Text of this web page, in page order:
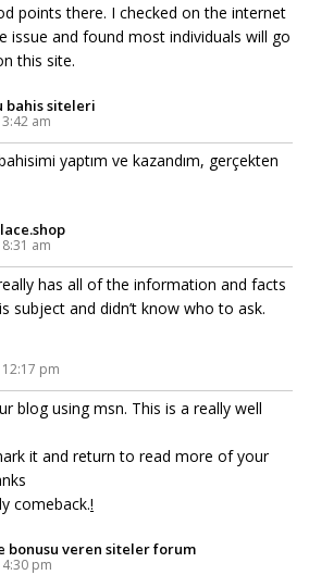
points there. I checked on the internet
issue and found most individuals will go
this site.
bahis siteleri
am
yaptım ve kazandım, gerçekten
am
has all of the information and facts
subject and didn’t know who to ask.
pm
blog using msn. This is a really well
it and return to read more of your
comeback.!
bonusu veren siteler forum
pm